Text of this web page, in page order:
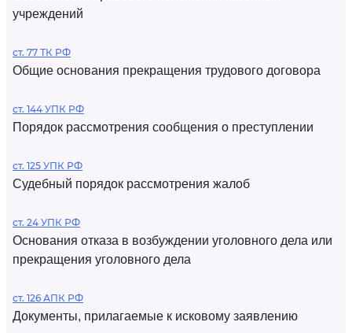
учреждений
ст. 77 ТК РФ
Общие основания прекращения трудового договора
ст. 144 УПК РФ
Порядок рассмотрения сообщения о преступлении
ст. 125 УПК РФ
Судебный порядок рассмотрения жалоб
ст. 24 УПК РФ
Основания отказа в возбуждении уголовного дела или
прекращения уголовного дела
ст. 126 АПК РФ
Документы, прилагаемые к исковому заявлению